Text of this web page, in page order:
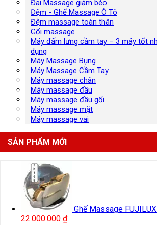
Đai Massage giảm béo
Đệm - Ghế Massage Ô Tô
Đệm massage toàn thân
Gối massage
Máy đấm lưng cầm tay – 3 máy tốt
dụng
Máy Massage Bụng
Máy Massage Cầm Tay
Máy massage chân
Máy massage đầu
Máy massage đầu gối
Máy massage mặt
Máy massage vai
SẢN PHẨM MỚI
Ghế Massage
22.000.000 ₫